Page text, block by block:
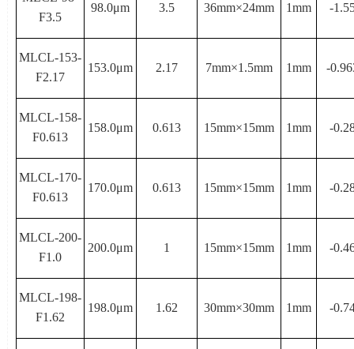
F3.5
98.0μm 3.5 36mm×24mm 1mm -
MLCL-153-
F2.17
153.0μm 2.17 7mm×1.5mm 1mm -
MLCL-158-
F0.613
158.0μm 0.613 15mm×15mm 1mm -
MLCL-170-
F0.613
170.0μm 0.613 15mm×15mm 1mm -
MLCL-200-
F1.0
200.0μm 1 15mm×15mm 1mm -
MLCL-198-
F1.62
198.0μm 1.62 30mm×30mm 1mm -